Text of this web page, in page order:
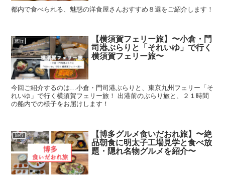
都内で食べられる、魅惑の洋食屋さんおすすめ８選をご紹介します！
旅行
【横須賀フェリー旅】〜小倉・門
司港ぶらりと「それいゆ」で行く
横須賀フェリー旅〜
今回ご紹介するのは…小倉・門司港ぶらりと、東京九州フェリー「そ
れいゆ」で行く横須賀フェリー旅！ 出港前のぶらり旅と、２１時間
の船内での様子をお届けします！
旅行
【博多グルメ食いだおれ旅】〜絶
品朝食に明太子工場見学と食べ放
題・隠れ名物グルメを紹介〜